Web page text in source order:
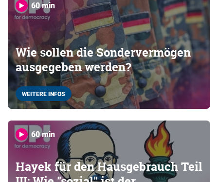
60 min
Wie sollen die Sondervermögen
ausgegeben werden?
WEITERE INFOS
60 min
Hayek für den Hausgebrauch Teil